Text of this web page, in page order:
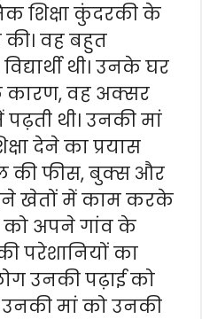
शिक्षा कुंदरकी के
वह बहुत
थी। उनके घर
कारण, वह अक्सर
पढ़ती थी। उनकी मां
देने का प्रयास
की फीस, बुक्स और
खेतों में काम करके
को अपने गांव के
परेशानियों का
उनकी पढ़ाई को
मां को उनकी